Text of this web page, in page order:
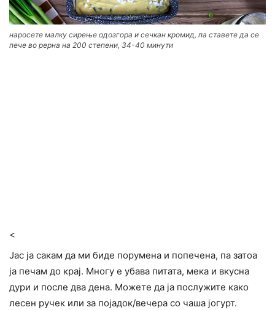
наросете малку сирење одозгора и сечкан кромид, па ставете да се
пече во рерна на 200 степени, 34-40 минути
<
Јас ја сакам да ми биде порумена и попечена, па затоа
ја печам до крај. Многу е убава питата, мека и вкусна
дури и после два дена. Можете да ја послужите како
лесен ручек или за појадок/вечера со чаша јогурт.